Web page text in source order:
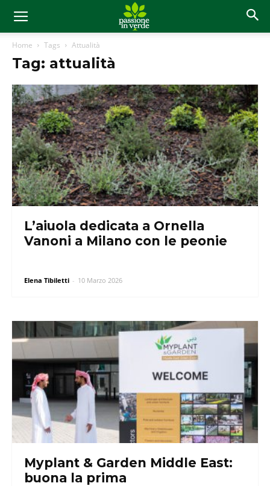
Home Tags Attualità
Tag: attualità
L’aiuola dedicata a Ornella
Vanoni a Milano con le peonie
Elena Tibiletti - 10 Marzo 2026
Myplant & Garden Middle East:
buona la prima